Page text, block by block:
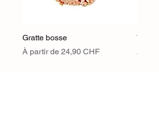
Gratte bosse
À partir de 24,90 CHF
Prix promotionnel
À